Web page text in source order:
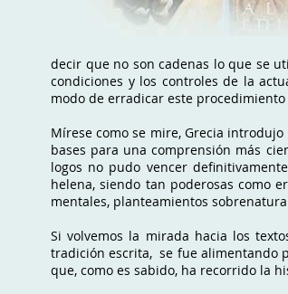
decir que no son cadenas lo que se
condiciones y los controles de la
modo de erradicar este
Mírese como se mire, Grecia
bases para una comprensión más
logos no pudo vencer
helena, siendo tan poderosas como
mentales, planteamientos
Si volvemos la mirada hacia los
tradición escrita, se fue alimentando
que, como es sabido, ha recorrido la